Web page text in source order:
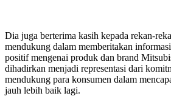
Dia juga berterima kasih kepada rekan-
mendukung dalam memberitakan
positif mengenai produk dan brand
dihadirkan menjadi representasi dari
mendukung para konsumen dalam
jauh lebih baik lagi.